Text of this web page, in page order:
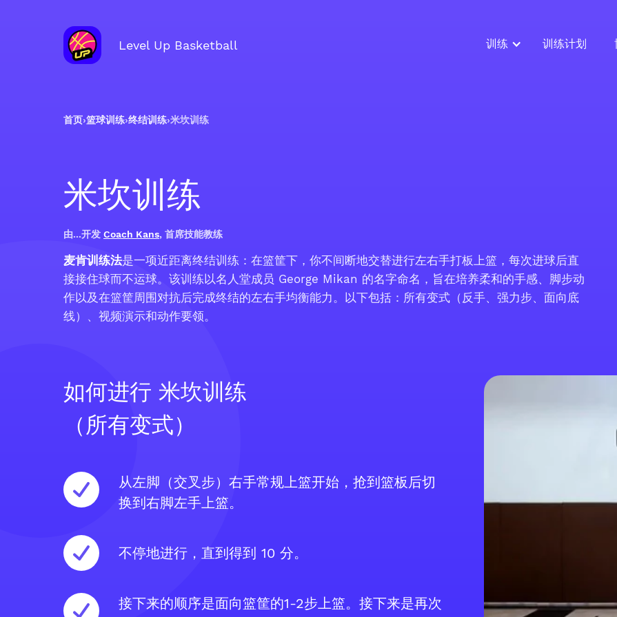
Level Up Basketball 训练 训练计划
首页›篮球训练›终结训练›米坎训练
米坎训练
由...开发 Coach Kans, 首席技能教练
麦肯训练法是一项近距离终结训练：在篮筐下，你不间断地交替进行左右手打板上篮，每次进球后直
接接住球而不运球。该训练以名人堂成员 George Mikan 的名字命名，旨在培养柔和的手感、脚步动
作以及在篮筐周围对抗后完成终结的左右手均衡能力。以下包括：所有变式（反手、强力步、面向底
线）、视频演示和动作要领。
如何进行 米坎训练
（所有变式）
从左脚（交叉步）右手常规上篮开始，抢到篮板后切
换到右脚左手上篮。
不停地进行，直到得到 10 分。
接下来的顺序是面向篮筐的1-2步上篮。接下来是再次